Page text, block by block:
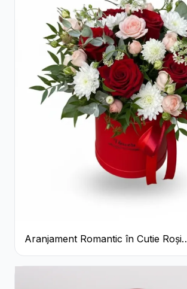
Aranjament Romantic în Cutie Roșie
cu Trandafiri și Crizanteme